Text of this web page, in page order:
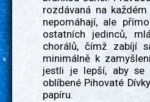
rozdávaná na
nepomáhají, ale
ostatních jedinců,
chorálů, čímž zabíjí
minimálně k
jestli je lepší, aby se
oblíbené Pihovaté
papíru.